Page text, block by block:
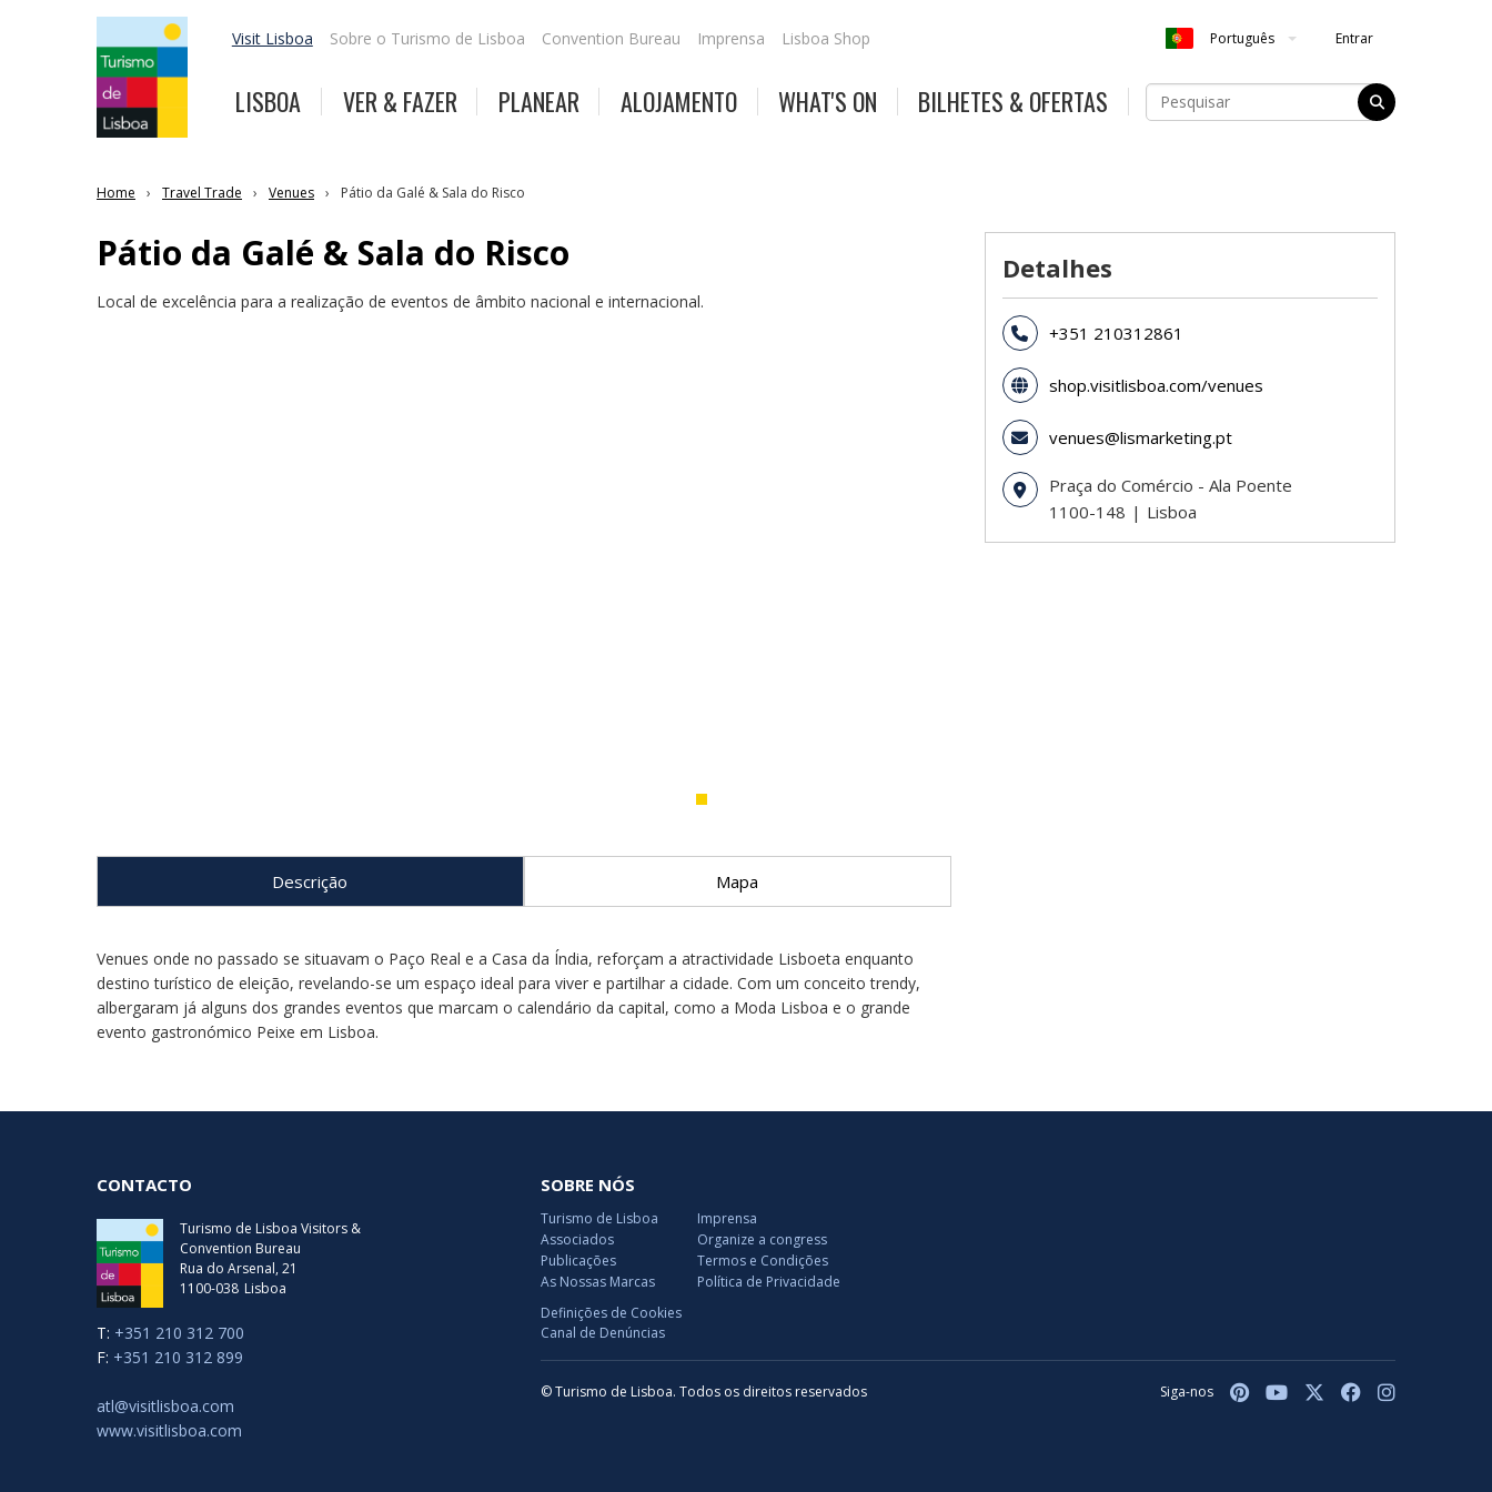
Visit Lisboa Sobre o Turismo de Lisboa Convention Bureau Imprensa Lisboa Shop Português Entrar
LISBOA VER & FAZER PLANEAR ALOJAMENTO WHAT'S ON BILHETES & OFERTAS
Home Travel Trade Venues Pátio da Galé & Sala do Risco
Pátio da Galé & Sala do Risco
Local de excelência para a realização de eventos de âmbito nacional e internacional.
Descrição Mapa
Venues onde no passado se situavam o Paço Real e a Casa da Índia, reforçam a atractividade Lisboeta enquanto
destino turístico de eleição, revelando-se um espaço ideal para viver e partilhar a cidade. Com um conceito trendy,
albergaram já alguns dos grandes eventos que marcam o calendário da capital, como a Moda Lisboa e o grande
evento gastronómico Peixe em Lisboa.
Detalhes
+351 210312861
shop.visitlisboa.com/venues
venues@lismarketing.pt
Praça do Comércio - Ala Poente
1100-148
Lisboa
CONTACTO
Turismo de Lisboa Visitors &
Convention Bureau
Rua do Arsenal, 21
1100-038 Lisboa
T: +351 210 312 700
F: +351 210 312 899
atl@visitlisboa.com
www.visitlisboa.com
SOBRE NÓS
Turismo de Lisboa
Associados
Publicações
As Nossas Marcas
Imprensa
Organize a congress
Termos e Condições
Política de Privacidade
Definições de Cookies
Canal de Denúncias
© Turismo de Lisboa. Todos os direitos reservados Siga-nos